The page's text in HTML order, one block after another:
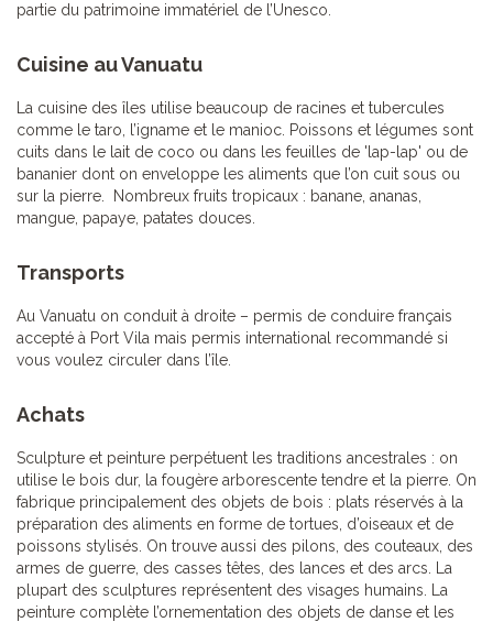
partie du patrimoine immatériel de l’Unesco.
Cuisine au Vanuatu
La cuisine des îles utilise beaucoup de racines et tubercules
comme le taro, l’igname et le manioc. Poissons et légumes sont
cuits dans le lait de coco ou dans les feuilles de 'lap-lap' ou de
bananier dont on enveloppe les aliments que l’on cuit sous ou
sur la pierre. Nombreux fruits tropicaux : banane, ananas,
mangue, papaye, patates douces.
Transports
Au Vanuatu on conduit à droite – permis de conduire français
accepté à Port Vila mais permis international recommandé si
vous voulez circuler dans l’île.
Achats
Sculpture et peinture perpétuent les traditions ancestrales : on
utilise le bois dur, la fougère arborescente tendre et la pierre. On
fabrique principalement des objets de bois : plats réservés à la
préparation des aliments en forme de tortues, d’oiseaux et de
poissons stylisés. On trouve aussi des pilons, des couteaux, des
armes de guerre, des casses têtes, des lances et des arcs. La
plupart des sculptures représentent des visages humains. La
peinture complète l’ornementation des objets de danse et les